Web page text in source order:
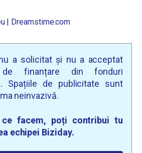
| Dreamstime.com
a solicitat și nu a acceptat
finanțare din fonduri
Spațiile de publicitate sunt
neinvazivă.
facem, poți contribui tu
echipei Biziday.